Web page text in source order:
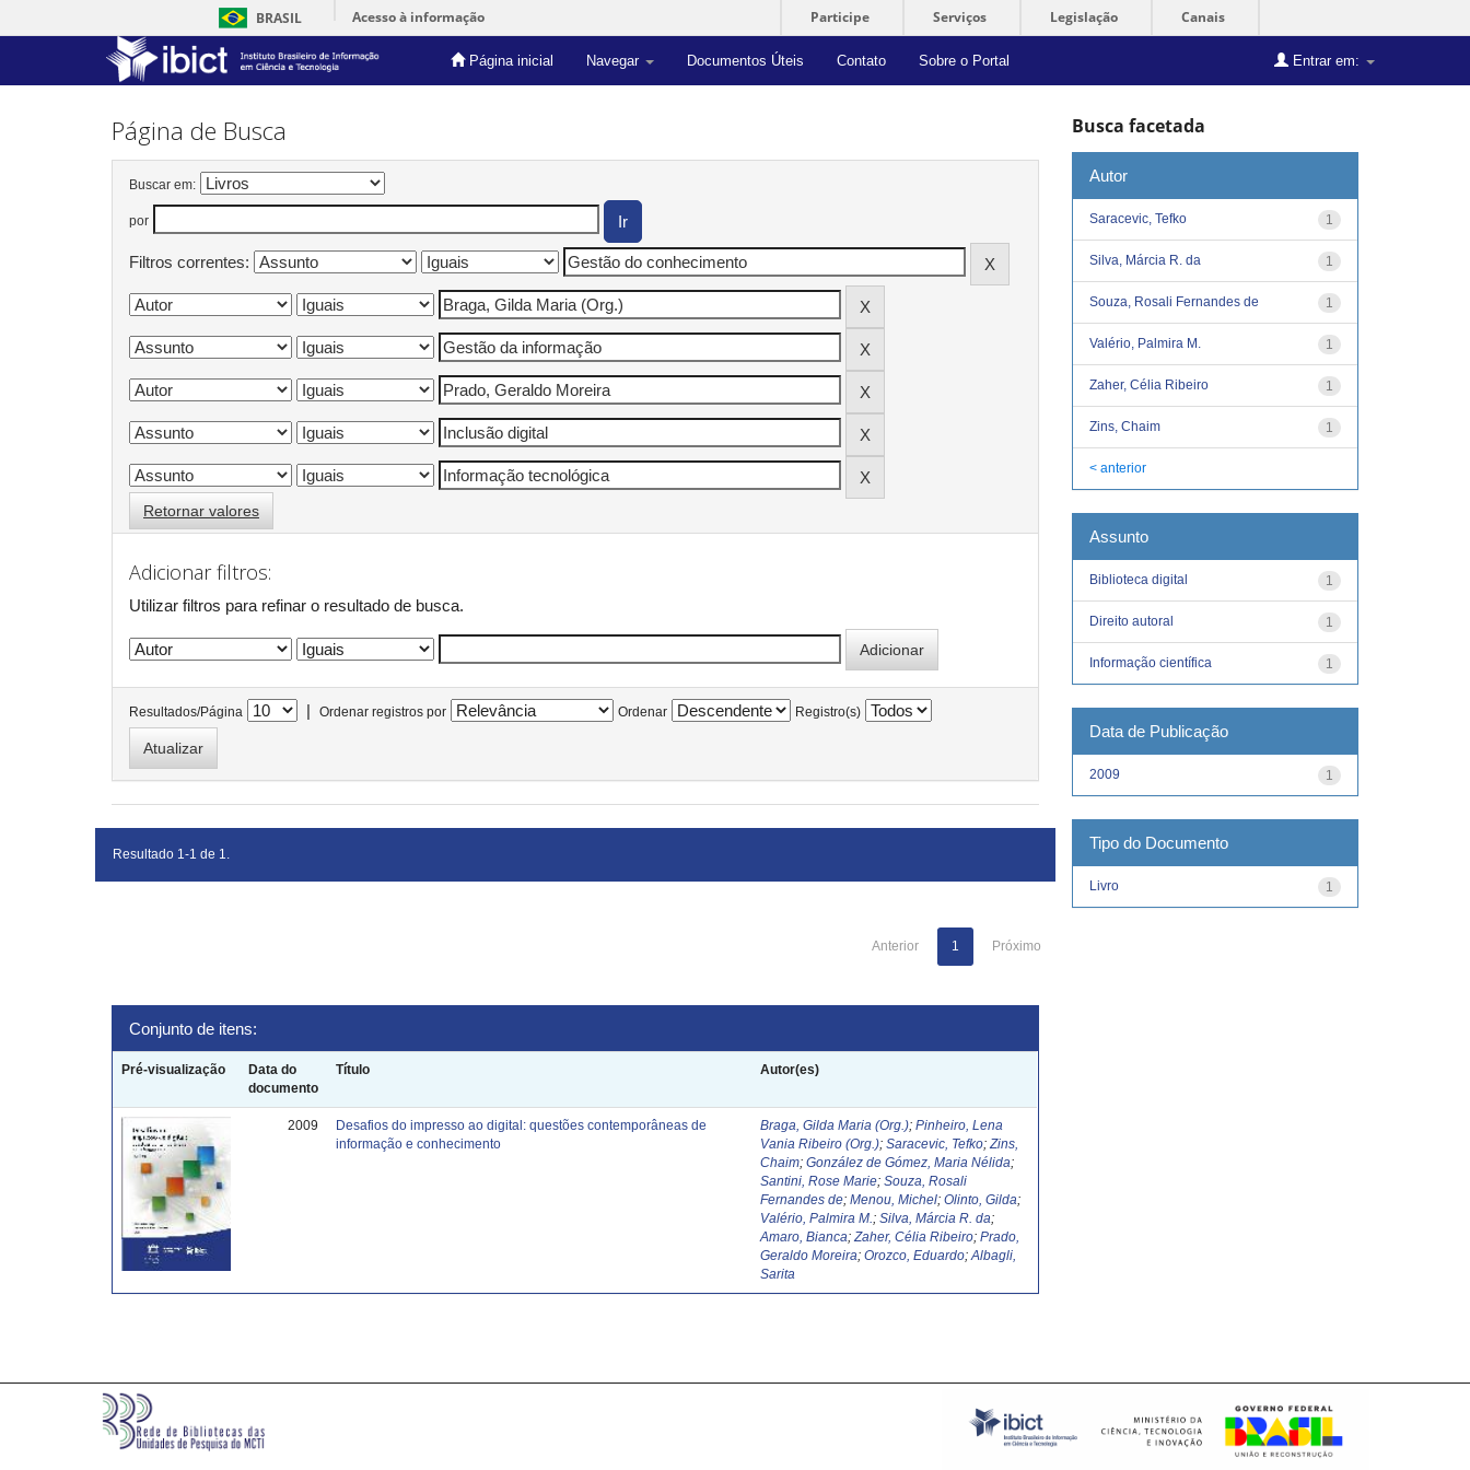
BRASIL Acesso à informação Participe Serviços Legislação Canais
Página inicial Navegar Documentos Úteis Contato Sobre o Portal Entrar em:
Skip
Página de Busca
Buscar em:
por
Filtros correntes:
Retornar valores
Adicionar filtros:
Utilizar filtros para refinar o resultado de busca.
Resultados/Página | Ordenar registros por Ordenar Registro(s)
Resultado 1-1 de 1.
Anterior 1 Próximo
Conjunto de itens:
Pré-visualização
Data do
documento
Título Autor(es)
2009
Desafios do impresso ao digital: questões contemporâneas de
informação e conhecimento
Braga, Gilda Maria (Org.);Pinheiro, Lena
Vania Ribeiro (Org.);Saracevic, Tefko;Zins,
Chaim;González de Gómez, Maria Nélida;
Santini, Rose Marie;Souza, Rosali
Fernandes de;Menou, Michel;Olinto, Gilda;
Valério, Palmira M. ;Silva, Márcia R. da;
Amaro, Bianca;Zaher, Célia Ribeiro;Prado,
Geraldo Moreira;Orozco, Eduardo;Albagli,
Sarita
Busca facetada
Autor
1
Saracevic, Tefko
1
Silva, Márcia R. da
1
Souza, Rosali Fernandes de
1
Valério, Palmira M.
1
Zaher, Célia Ribeiro
1
Zins, Chaim
< anterior
Assunto
1
Biblioteca digital
1
Direito autoral
1
Informação científica
Data de Publicação
1
2009
Tipo do Documento
1
Livro